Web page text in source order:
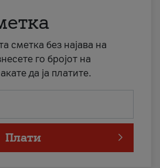
сметка без најава на
го бројот на
да ја платите.
Плати